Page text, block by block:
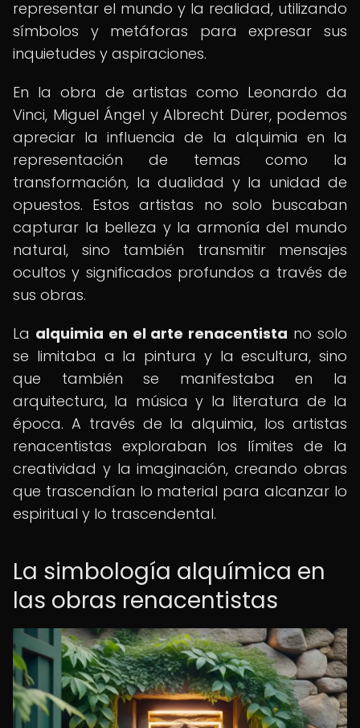
representar el mundo y la realidad, utilizando
símbolos y metáforas para expresar sus
inquietudes y aspiraciones.
En la obra de artistas como Leonardo da
Vinci, Miguel Ángel y Albrecht Dürer, podemos
apreciar la influencia de la alquimia en la
representación de temas como la
transformación, la dualidad y la unidad de
opuestos. Estos artistas no solo buscaban
capturar la belleza y la armonía del mundo
natural, sino también transmitir mensajes
ocultos y significados profundos a través de
sus obras.
La alquimia en el arte renacentista no solo
se limitaba a la pintura y la escultura, sino
que también se manifestaba en la
arquitectura, la música y la literatura de la
época. A través de la alquimia, los artistas
renacentistas exploraban los límites de la
creatividad y la imaginación, creando obras
que trascendían lo material para alcanzar lo
espiritual y lo trascendental.
La simbología alquímica en
las obras renacentistas